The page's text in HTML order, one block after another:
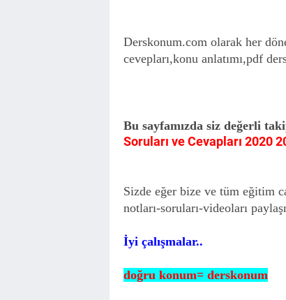
Derskonum.com olarak her
cevepları,konu anlatımı,pdf
Bu sayfamızda siz değerli
Soruları ve Cevapları 2020
Sizde eğer bize ve tüm eğitim
notları-soruları-videoları
İyi çalışmalar..
doğru konum= derskonum